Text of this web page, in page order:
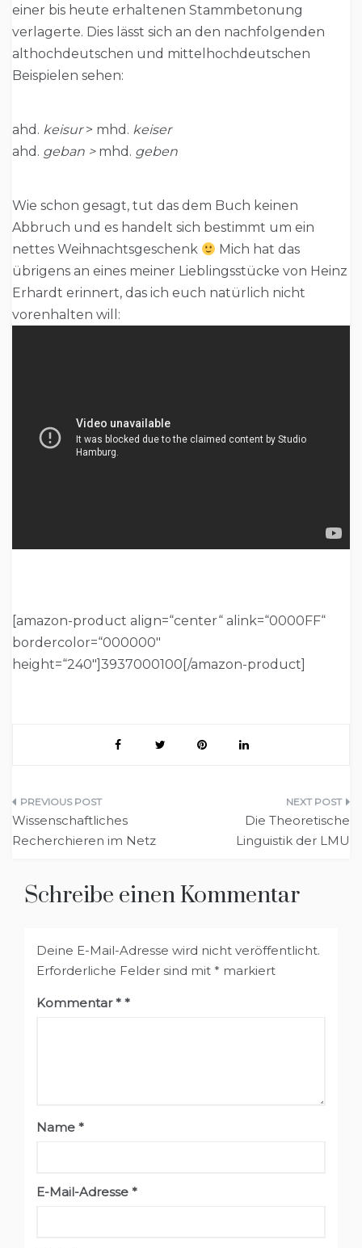
einer bis heute erhaltenen Stammbetonung
verlagerte. Dies lässt sich an den nachfolgenden
althochdeutschen und mittelhochdeutschen
Beispielen sehen:
ahd. keisur> mhd. keiser
ahd. geban > mhd. geben
Wie schon gesagt, tut das dem Buch keinen
Abbruch und es handelt sich bestimmt um ein
nettes Weihnachtsgeschenk
Mich hat das
übrigens an eines meiner Lieblingsstücke von Heinz
Erhardt erinnert, das ich euch natürlich nicht
vorenhalten will:
[amazon-product align=“center“ alink=“0000FF“
bordercolor=“000000″
height=“240″]3937000100[/amazon-product]
Beitragsnavigation
Wissenschaftliches
Recherchieren im Netz
Die Theoretische
Linguistik der LMU
Schreibe einen Kommentar
Deine E-Mail-Adresse wird nicht veröffentlicht.
Erforderliche Felder sind mit * markiert
Kommentar*
Name *
E-Mail-Adresse *